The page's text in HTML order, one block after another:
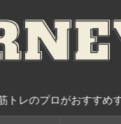
がおすすめする人気ラ